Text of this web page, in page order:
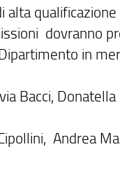
dovranno
in
Bacci,
Andrea